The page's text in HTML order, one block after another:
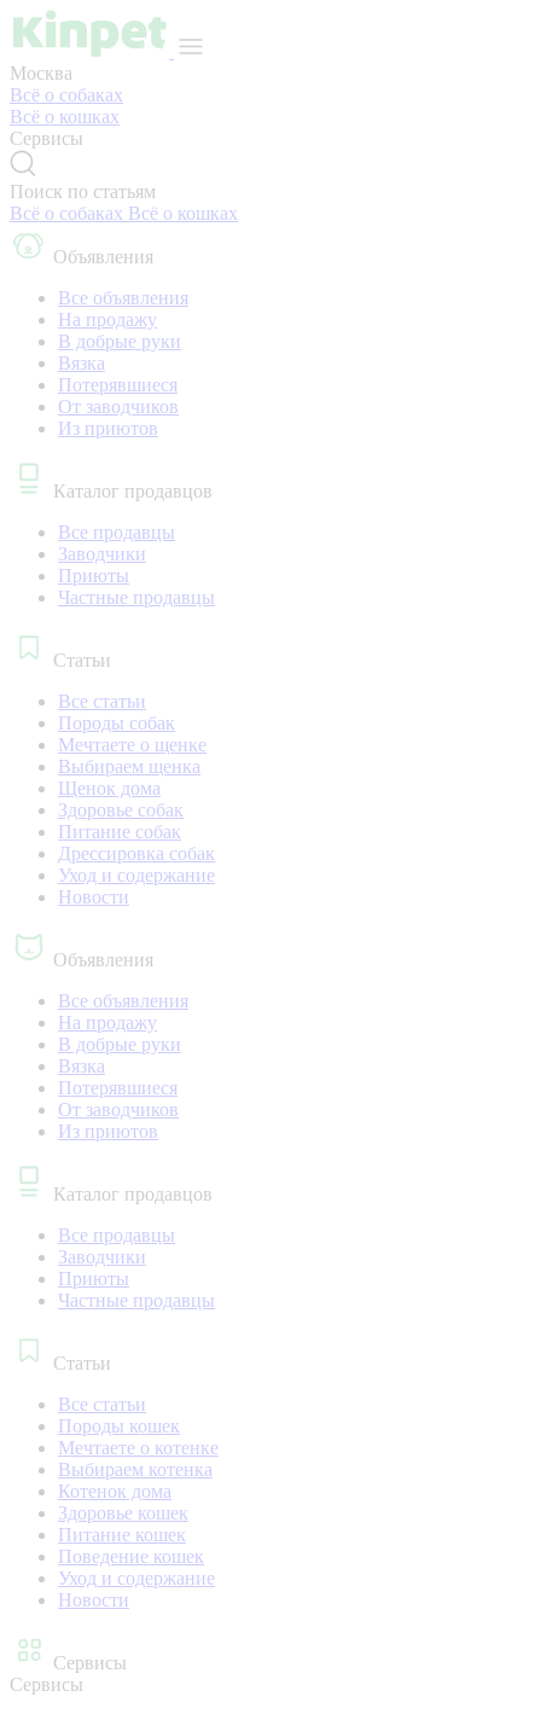
Москва
Всё о собаках
Всё о кошках
Сервисы
Поиск по статьям
Всё о собаках Всё о кошках
Объявления
Все объявления
На продажу
В добрые руки
Вязка
Потерявшиеся
От заводчиков
Из приютов
Каталог продавцов
Все продавцы
Заводчики
Приюты
Частные продавцы
Статьи
Все статьи
Породы собак
Мечтаете о щенке
Выбираем щенка
Щенок дома
Здоровье собак
Питание собак
Дрессировка собак
Уход и содержание
Новости
Объявления
Все объявления
На продажу
В добрые руки
Вязка
Потерявшиеся
От заводчиков
Из приютов
Каталог продавцов
Все продавцы
Заводчики
Приюты
Частные продавцы
Статьи
Все статьи
Породы кошек
Мечтаете о котенке
Выбираем котенка
Котенок дома
Здоровье кошек
Питание кошек
Поведение кошек
Уход и содержание
Новости
Сервисы
Сервисы